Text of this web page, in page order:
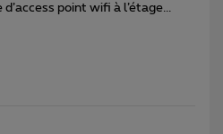
point wifi à l’étage...